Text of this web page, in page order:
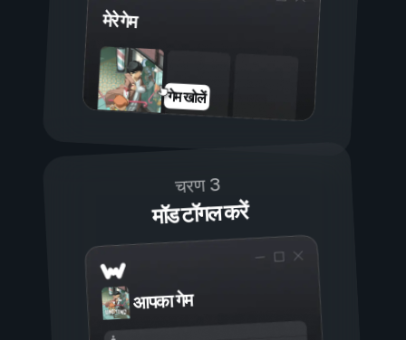
मेरे गेम
गेम खोलें
चरण 3
मॉड टॉगल करें
आपका गेम